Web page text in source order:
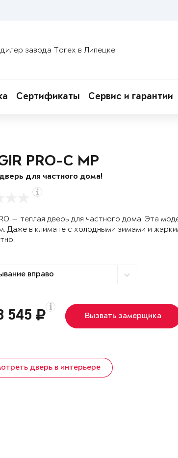
завода Torex в Липецке
Сертификаты Сервис и гарантии
PRO-C MP
для частного дома!
— теплая дверь для частного дома. Эта
Даже в климате с холодными зимами и
545 Вызвать замерщика
дверь в интерьере